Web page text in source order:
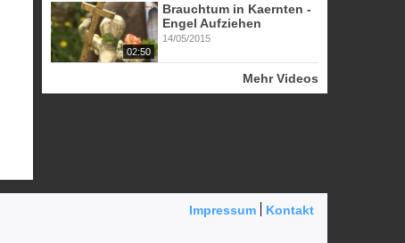
02:50
Brauchtum in Kaernten -
Engel Aufziehen
14/05/2015
Mehr Videos
Impressum
Kontakt